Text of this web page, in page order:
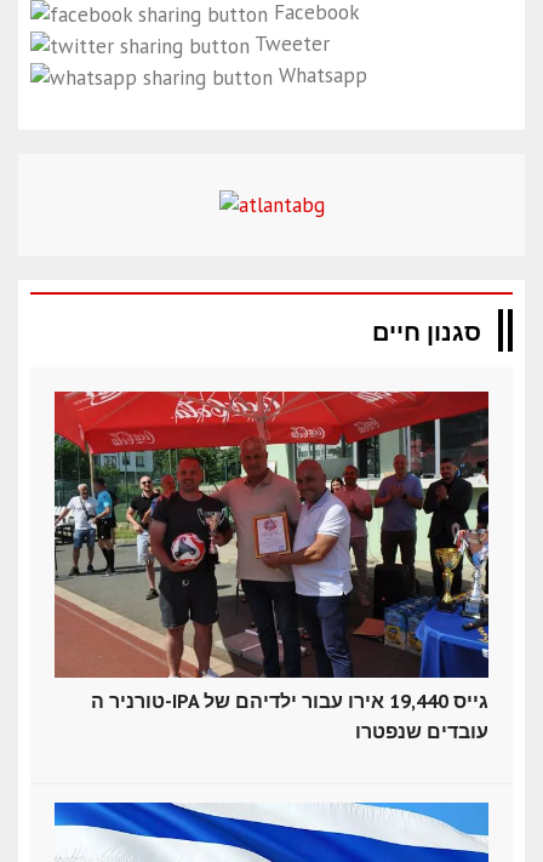
Facebook
Tweeter
Whatsapp
סגנון חיים
טורניר ה-IPA גייס 19,440 אירו עבור ילדיהם של
עובדים שנפטרו